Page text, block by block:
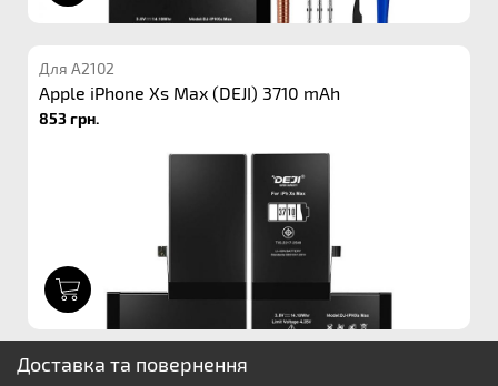
Для A2102
Apple iPhone Xs Max (DEJI) 3710 mAh
853 грн.
Доставка та повернення